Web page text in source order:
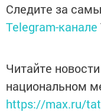
Следите за
Telegram-канале
Читайте
национальном
https://max.ru/